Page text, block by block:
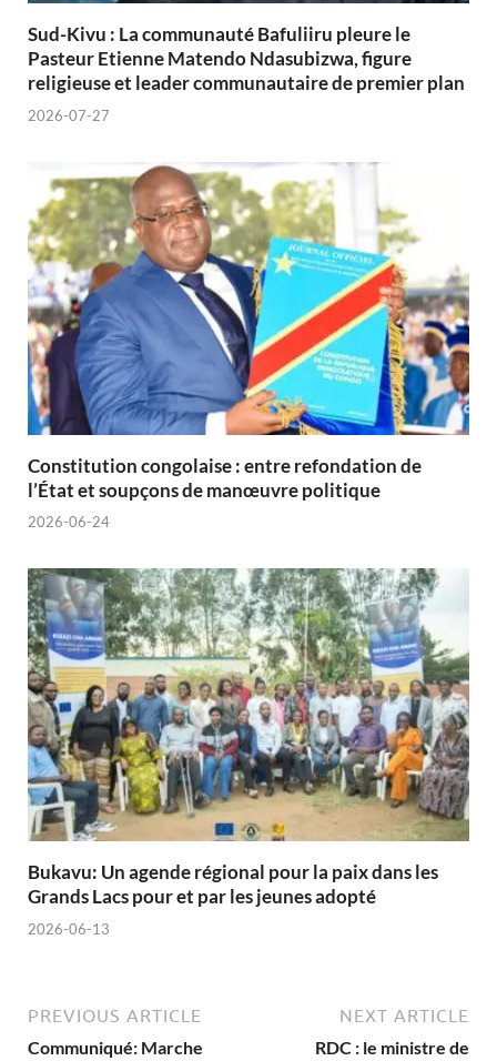
Sud-Kivu : La communauté Bafuliiru pleure le
Pasteur Etienne Matendo Ndasubizwa, figure
religieuse et leader communautaire de premier plan
2026-07-27
Constitution congolaise : entre refondation de
l’État et soupçons de manœuvre politique
2026-06-24
Bukavu: Un agende régional pour la paix dans les
Grands Lacs pour et par les jeunes adopté
2026-06-13
PREVIOUS ARTICLE
Communiqué: Marche
NEXT ARTICLE
RDC : le ministre de